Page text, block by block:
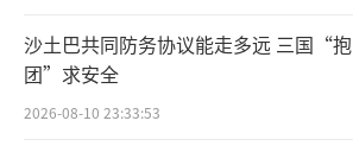
沙土巴共同防务协议能走多远 三国“抱
团”求安全
2026-08-10 23:33:53